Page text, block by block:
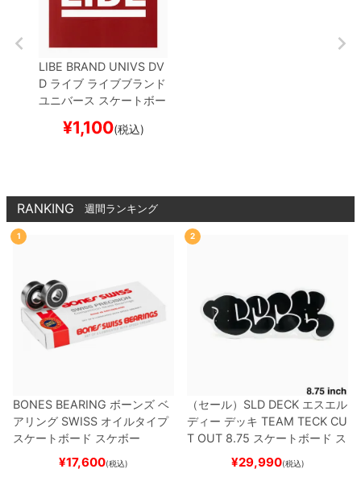
LIBE BRAND UNIVS DV
D ライブ ライブブランド
ユニバース スケートボー
¥1,100(税込)
RANKING 週間ランキング
1
BONES BEARING ボーンズ ベ
アリング SWISS オイルタイプ
スケートボード スケボー
¥17,600(税込)
2
（セール） SLD DECK エスエル
ディー デッキ TEAM TECK CU
T OUT 8.75 スケートボード ス
¥29,990(税込)